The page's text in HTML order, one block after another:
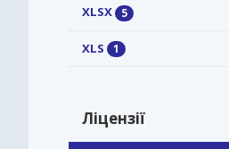
XLSX 5
XLS 1
Ліцензії